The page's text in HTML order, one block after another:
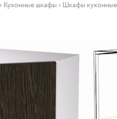
› Кухонные шкафы › Шкафы